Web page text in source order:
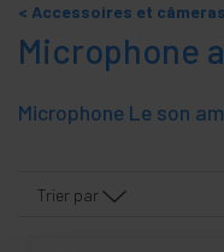
Accessoires et câmeras
Microphone
Trier par